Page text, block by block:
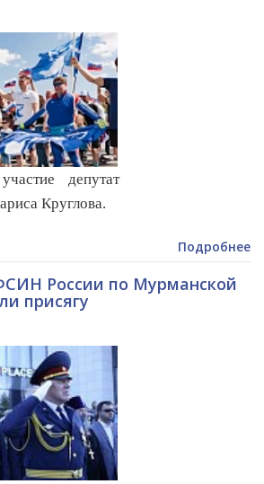
депутат
Круглова.
Подробнее
России по Мурманской
присягу